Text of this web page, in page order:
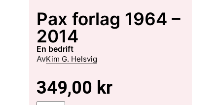
Pax forlag 1964 –
2014
en bedrift
AvKim G. Helsvig
349,00 kr